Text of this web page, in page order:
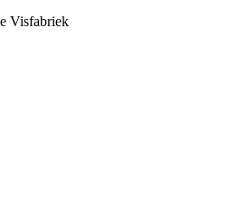
Visfabriek